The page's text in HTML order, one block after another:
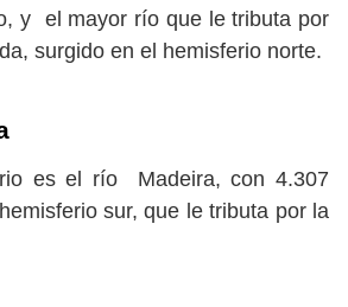
y el mayor río que le tributa por
surgido en el hemisferio norte.
es el río Madeira, con 4.307
sur, que le tributa por la